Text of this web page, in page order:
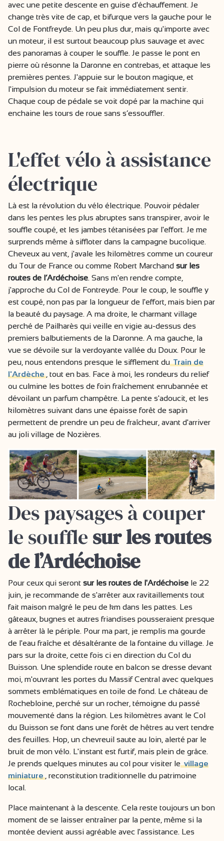
avec une petite descente en guise d'échauffement. Je
change très vite de cap, et bifurque vers la gauche pour le
Col de Fontfreyde. Un peu plus dur, mais qu'importe avec
un moteur, il est surtout beaucoup plus sauvage et avec
des panoramas à couper le souffle. Je passe le pont en
pierre où résonne la Daronne en contrebas, et attaque les
premières pentes. J'appuie sur le bouton magique, et
l'impulsion du moteur se fait immédiatement sentir.
Chaque coup de pédale se voit dopé par la machine qui
enchaine les tours de roue sans s’essouffler.
L'effet vélo à assistance
électrique
Là est la révolution du vélo électrique. Pouvoir pédaler
dans les pentes les plus abruptes sans transpirer, avoir le
souffle coupé, et les jambes tétanisées par l'effort. Je me
surprends même à siffloter dans la campagne bucolique.
Cheveux au vent, j'avale les kilomètres comme un coureur
du Tour de France ou comme Robert Marchand sur les
routes de l’Ardéchoise. Sans m'en rendre compte,
j'approche du Col de Fontreyde. Pour le coup, le souffle y
est coupé, non pas par la longueur de l'effort, mais bien par
la beauté du paysage. A ma droite, le charmant village
perché de Pailharès qui veille en vigie au-dessus des
premiers balbutiements de la Daronne. A ma gauche, la
vue se dévoile sur la verdoyante vallée du Doux. Pour le
peu, nous entendons presque le sifflement duTrain de
l'Ardèche , tout en bas. Face à moi, les rondeurs du relief
ou culmine les bottes de foin fraîchement enrubannée et
dévoilant un parfum champêtre. La pente s'adoucit, et les
kilomètres suivant dans une épaisse forêt de sapin
permettent de prendre un peu de fraîcheur, avant d'arriver
au joli village de Nozières.
Despaysages à couper
le souffle sur les routes
de l’Ardéchoise
Pour ceux qui seront sur les routes de l'Ardéchoise le 22
juin, je recommande de s'arrêter aux ravitaillements tout
fait maison malgré le peu de km dans les pattes. Les
gâteaux, bugnes et autres friandises pousseraient presque
à arrêter là le périple. Pour ma part, je remplis ma gourde
de l'eau fraîche et désaltérante de la fontaine du village. Je
pars sur la droite, cette fois ci en direction du Col du
Buisson. Une splendide route en balcon se dresse devant
moi, m'ouvrant les portes du Massif Central avec quelques
sommets emblématiques en toile de fond. Le château de
Rochebloine, perché sur un rocher, témoigne du passé
mouvementé dans la région. Les kilomètres avant le Col
du Buisson se font dans une forêt de hêtres au vert tendre
des feuilles. Hop, un chevreuil saute au loin, alerté par le
bruit de mon vélo. L'instant est furtif, mais plein de grâce.
Je prends quelques minutes au col pour visiter le village
miniature , reconstitution traditionnelle du patrimoine
local.
Place maintenant à la descente. Cela reste toujours un bon
moment de se laisser entraîner par la pente, même si la
montée devient aussi agréable avec l'assistance. Les